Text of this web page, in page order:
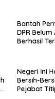
Bantah
DPR
Berhasil
Baca
Negeri Ini
Bersih-
Pejabat